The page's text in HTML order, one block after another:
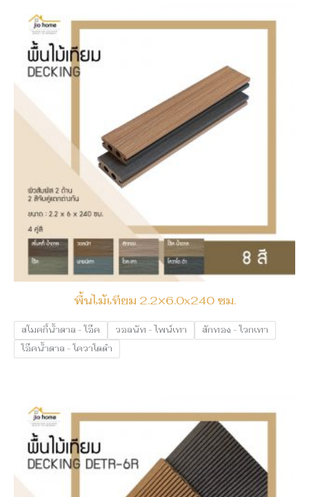
พื้นไม้เทียม 2.2×6.0x240 ซม.
สโมคกี้น้ำตาล - โอ๊ค วอลนัท - ไพน์เทา
สักทอง - โวกเทา
โอ๊คน้ำตาล - โควาโดดำ